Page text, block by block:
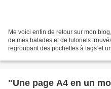
Me voici enfin de retour sur mon
de mes balades et de tutoriels
regroupant des pochettes à tags et
"Une page A4 en un